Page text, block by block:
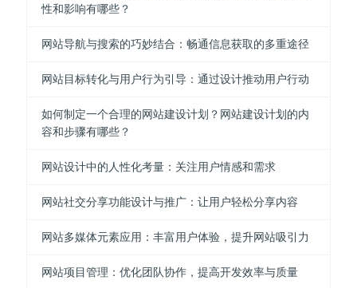
性和影响有哪些？
网站导航与搜索的巧妙结合：畅通信息获取的多重途径
网站目标转化与用户行为引导：通过设计推动用户行动
如何制定一个合理的网站建设计划？网站建设计划的内
容和步骤有哪些？
网站设计中的人性化考量：关注用户情感和需求
网站社交分享功能设计与推广：让用户轻松分享内容
网站多媒体元素应用：丰富用户体验，提升网站吸引力
网站项目管理：优化团队协作，提高开发效率与质量